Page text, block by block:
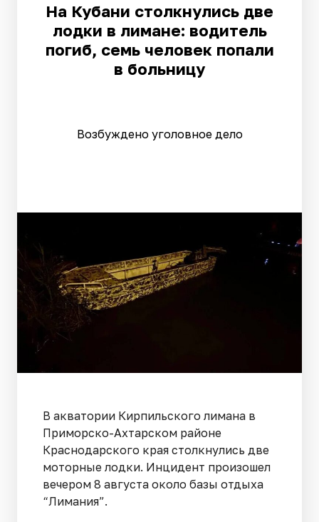
На Кубани столкнулись две
лодки в лимане: водитель
погиб, семь человек попали
в больницу
Возбуждено уголовное дело
В акватории Кирпильского лимана в
Приморско-Ахтарском районе
Краснодарского края столкнулись две
моторные лодки. Инцидент произошел
вечером 8 августа около базы отдыха
“Лимания”.